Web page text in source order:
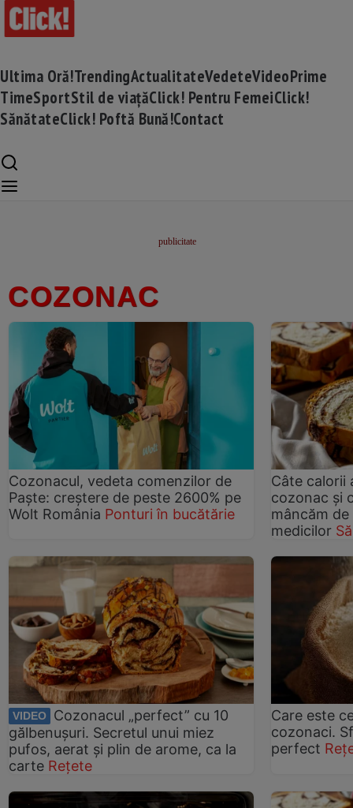
Ultima Oră!TrendingActualitateVedeteVideoPrime
TimeSportStil de viațăClick! Pentru FemeiClick!
SănătateClick! Poftă Bună!Contact
COZONAC
Cozonacul, vedeta comenzilor de
Paște: creștere de peste 2600% pe
Wolt România Ponturi în bucătărie
Câte calorii
cozonac și
mâncăm
medicilor
VIDEO
Cozonacul „perfect” cu 10
gălbenușuri. Secretul unui miez
pufos, aerat și plin de arome, ca la
carte Rețete
Care este
cozonaci.
perfect